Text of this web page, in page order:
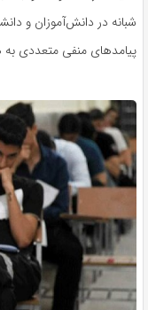
شبانه در دانش‌آموزان و
پیامدهای منفی متعددی به